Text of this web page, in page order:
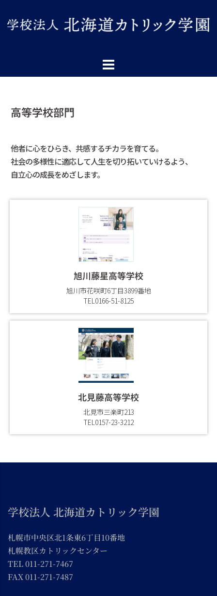
高等学校部門
他者に心をひらき、共感するチカラを育てる。
社会の多様性に適応して人生を切り拓いていけるよう、
自立心の成長をめざします。
旭川藤星高等学校
旭川市花咲町6丁目3899番地
TEL0166-51-8125
北見藤高等学校
北見市三楽町213
TEL0157-23-3212
学校法人 北海道カトリック学園
札幌市中央区北1条東6丁目10番地
札幌教区カトリックセンター
TEL 011-271-7467
FAX 011-271-7487